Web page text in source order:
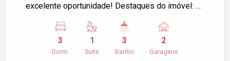
excelente oportunidade! Destaques do imóvel: 3
de garagem cobertas 125 m² de terreno 132 m²
de área construída Um imóvel ideal para quem
deseja mais comodidade no dia a dia, com
3
Dorm.
1
Suite
3
Banho
2
Garagens